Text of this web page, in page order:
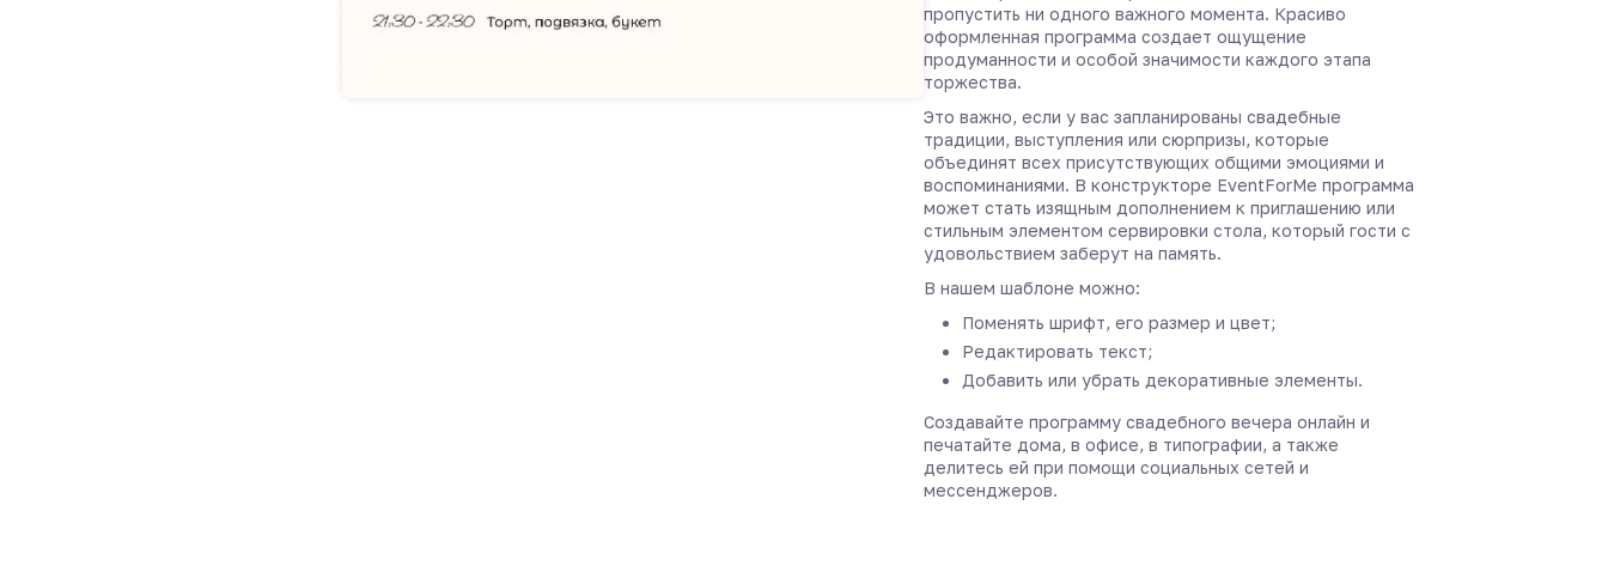
пропустить ни одного важного момента. Красиво
оформленная программа создает ощущение
продуманности и особой значимости каждого этапа
торжества.
Это важно, если у вас запланированы свадебные
традиции, выступления или сюрпризы, которые
объединят всех присутствующих общими эмоциями и
воспоминаниями. В конструкторе EventForMe программа
может стать изящным дополнением к приглашению или
стильным элементом сервировки стола, который гости с
удовольствием заберут на память.
В нашем шаблоне можно:
Поменять шрифт, его размер и цвет;
Редактировать текст;
Добавить или убрать декоративные элементы.
Создавайте программу свадебного вечера онлайн и
печатайте дома, в офисе, в типографии, а также
делитесь ей при помощи социальных сетей и
мессенджеров.